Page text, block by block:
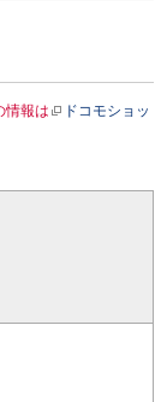
情報は
ドコモショッ